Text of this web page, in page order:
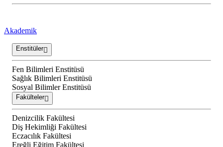
Akademik
Enstitüler
Fen Bilimleri Enstitüsü
Sağlık Bilimleri Enstitüsü
Sosyal Bilimler Enstitüsü
Fakülteler
Denizcilik Fakültesi
Diş Hekimliği Fakültesi
Eczacılık Fakültesi
Ereğli Eğitim Fakültesi